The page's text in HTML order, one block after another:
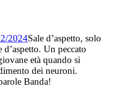
2024Sale d’aspetto, solo
d’aspetto. Un peccato
età quando si
dei neuroni.
Banda!